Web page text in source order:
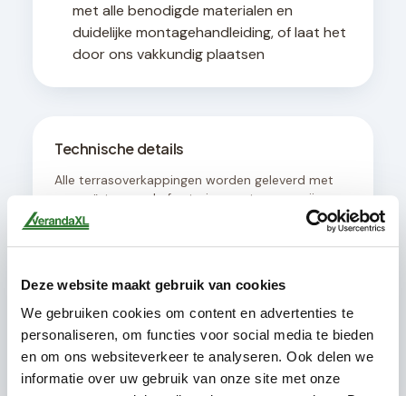
Deze website maakt gebruik van cookies
We gebruiken cookies om content en advertenties te
personaliseren, om functies voor social media te bieden
en om ons websiteverkeer te analyseren. Ook delen we
informatie over uw gebruik van onze site met onze
met alle benodigde materialen en
duidelijke montagehandleiding, of laat het
door ons vakkundig plaatsen
Technische details
Alle terrasoverkappingen worden geleverd met
een geïntegreerd afwateringssysteem en zijn
ontworpen voor een hellingshoek van minimaal 8
graden voor optimale waterafvoer. De
constructie is geschikt voor bevestiging aan
200 kg per strekkende meter.
Dit pakket bevat